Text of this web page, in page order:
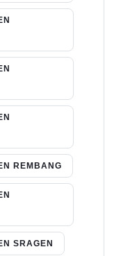
REMBANG
SRAGEN